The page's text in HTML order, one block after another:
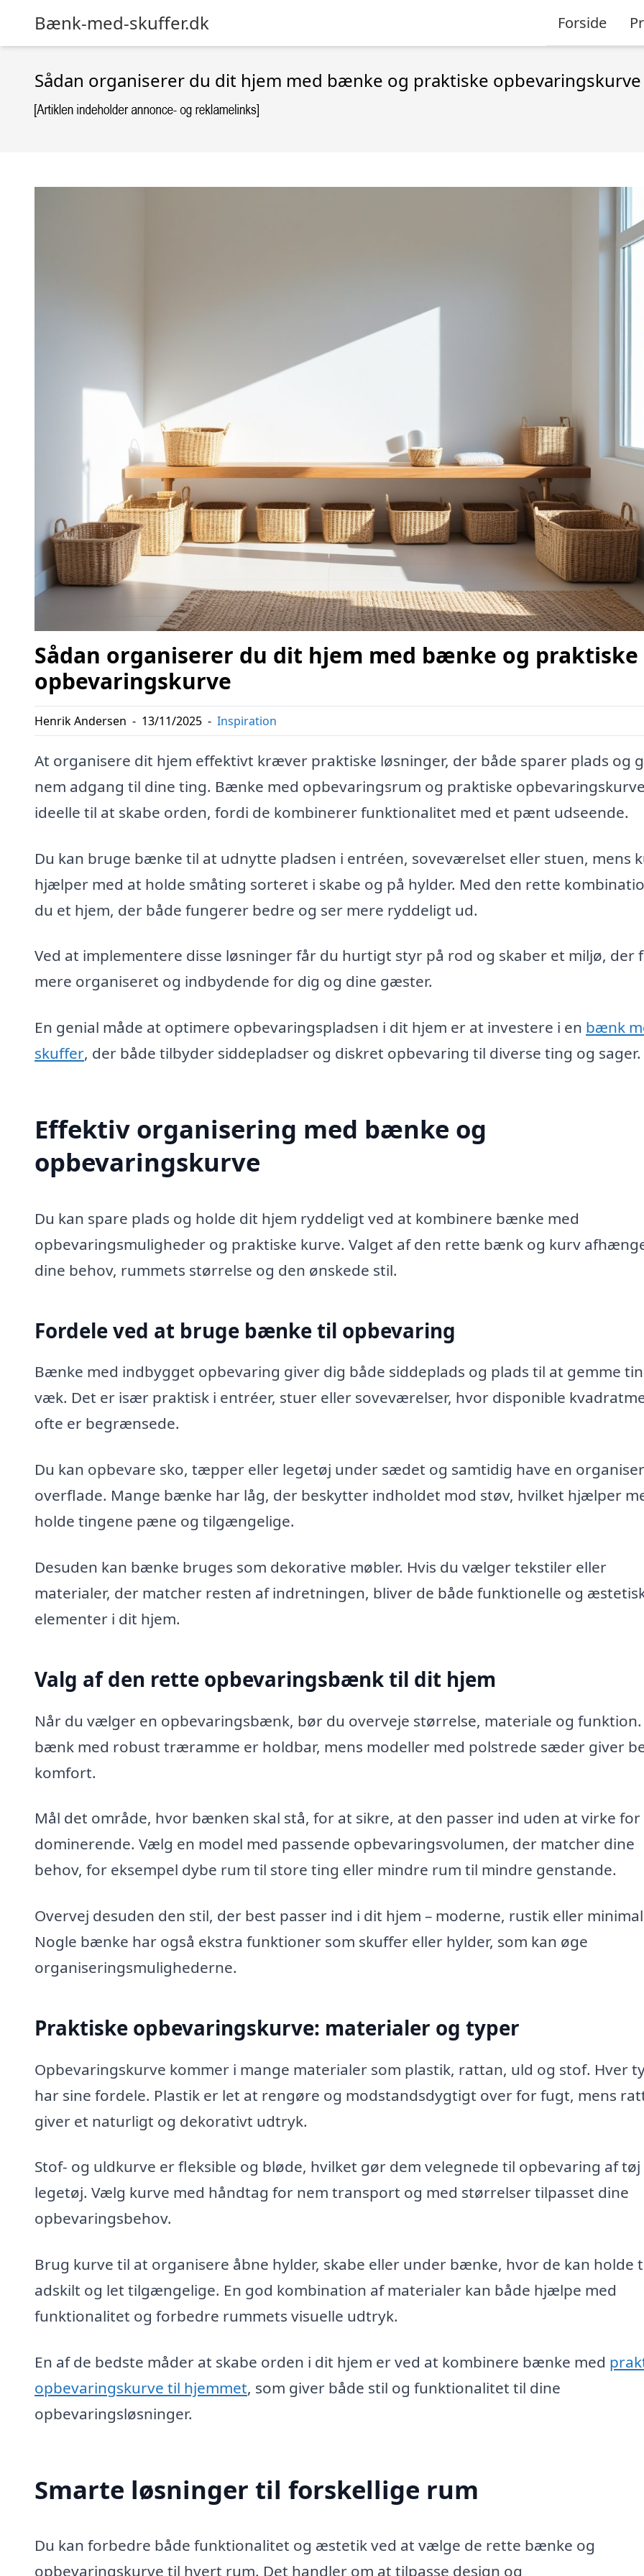
Bænk-med-skuffer.dk Forside
Sådan organiserer du dit hjem med bænke og praktiske opbevaringskurve
Sådan organiserer du dit hjem med bænke og praktiske
opbevaringskurve
Henrik Andersen - 13/11/2025 - Inspiration
At organisere dit hjem effektivt kræver praktiske løsninger, der både sparer plads og
nem adgang til dine ting. Bænke med opbevaringsrum og praktiske
ideelle til at skabe orden, fordi de kombinerer funktionalitet med et pænt udseende.
Du kan bruge bænke til at udnytte pladsen i entréen, soveværelset eller stuen, mens
hjælper med at holde småting sorteret i skabe og på hylder. Med den rette
du et hjem, der både fungerer bedre og ser mere ryddeligt ud.
Ved at implementere disse løsninger får du hurtigt styr på rod og skaber et miljø, der
mere organiseret og indbydende for dig og dine gæster.
En genial måde at optimere opbevaringspladsen i dit hjem er at investere i en bænk
skuffer, der både tilbyder siddepladser og diskret opbevaring til diverse ting og sager.
Effektiv organisering med bænke og
opbevaringskurve
Du kan spare plads og holde dit hjem ryddeligt ved at kombinere bænke med
opbevaringsmuligheder og praktiske kurve. Valget af den rette bænk og kurv
dine behov, rummets størrelse og den ønskede stil.
Fordele ved at bruge bænke til opbevaring
Bænke med indbygget opbevaring giver dig både siddeplads og plads til at gemme
væk. Det er især praktisk i entréer, stuer eller soveværelser, hvor disponible
ofte er begrænsede.
Du kan opbevare sko, tæpper eller legetøj under sædet og samtidig have en
overflade. Mange bænke har låg, der beskytter indholdet mod støv, hvilket hjælper
holde tingene pæne og tilgængelige.
Desuden kan bænke bruges som dekorative møbler. Hvis du vælger tekstiler eller
materialer, der matcher resten af indretningen, bliver de både funktionelle og
elementer i dit hjem.
Valg af den rette opbevaringsbænk til dit hjem
Når du vælger en opbevaringsbænk, bør du overveje størrelse, materiale og funktion.
bænk med robust træramme er holdbar, mens modeller med polstrede sæder giver
komfort.
Mål det område, hvor bænken skal stå, for at sikre, at den passer ind uden at virke for
dominerende. Vælg en model med passende opbevaringsvolumen, der matcher dine
behov, for eksempel dybe rum til store ting eller mindre rum til mindre genstande.
Overvej desuden den stil, der best passer ind i dit hjem – moderne, rustik eller
Nogle bænke har også ekstra funktioner som skuffer eller hylder, som kan øge
organiseringsmulighederne.
Praktiske opbevaringskurve: materialer og typer
Opbevaringskurve kommer i mange materialer som plastik, rattan, uld og stof. Hver
har sine fordele. Plastik er let at rengøre og modstandsdygtigt over for fugt, mens
giver et naturligt og dekorativt udtryk.
Stof- og uldkurve er fleksible og bløde, hvilket gør dem velegnede til opbevaring af
legetøj. Vælg kurve med håndtag for nem transport og med størrelser tilpasset dine
opbevaringsbehov.
Brug kurve til at organisere åbne hylder, skabe eller under bænke, hvor de kan holde
adskilt og let tilgængelige. En god kombination af materialer kan både hjælpe med
funktionalitet og forbedre rummets visuelle udtryk.
En af de bedste måder at skabe orden i dit hjem er ved at kombinere bænke med
opbevaringskurve til hjemmet, som giver både stil og funktionalitet til dine
opbevaringsløsninger.
Smarte løsninger til forskellige rum
Du kan forbedre både funktionalitet og æstetik ved at vælge de rette bænke og
opbevaringskurve til hvert rum. Det handler om at tilpasse design og